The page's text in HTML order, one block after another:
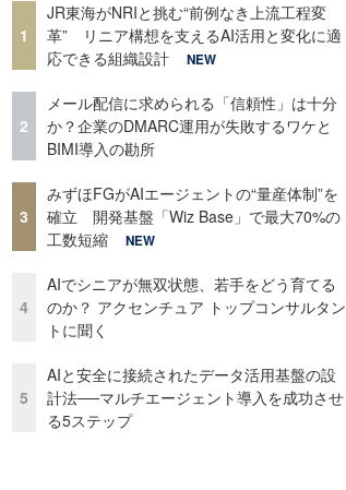
1
JR東海がNRIと挑む“前例なき上流工程変
革” リニア構想を支えるAI活用と変化に適
応できる組織設計
NEW
2
メール配信に求められる「信頼性」は十分
か？企業のDMARC運用が失敗するワケと
BIMI導入の勘所
3
みずほFGがAIエージェントの“量産体制”を
確立 開発基盤「Wiz Base」で最大70%の
工数短縮
NEW
4
AIでシニアが無双状態、若手をどう育てる
のか？ アクセンチュア トップコンサルタン
トに聞く
5
AIと安全に接続されたデータ活用基盤の設
計法──マルチエージェント導入を成功させ
る5ステップ